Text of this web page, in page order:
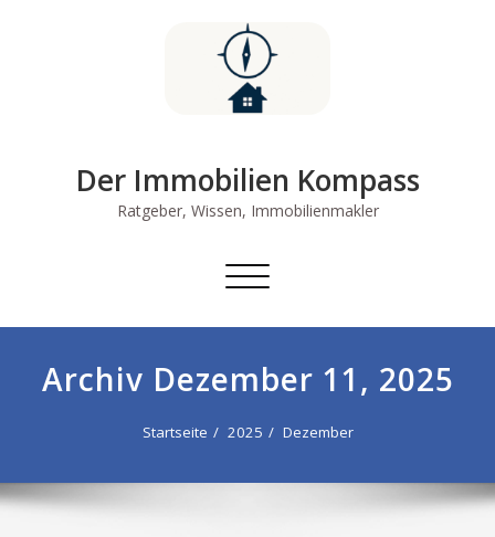
Der Immobilien Kompass
Ratgeber, Wissen, Immobilienmakler
Schalte
Archiv Dezember 11, 2025
Startseite 2025 Dezember